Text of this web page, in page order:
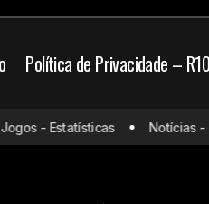
Política de Privacidade –
onde assistir e
Jogos de
futebol:
- Estatísticas Notícias -